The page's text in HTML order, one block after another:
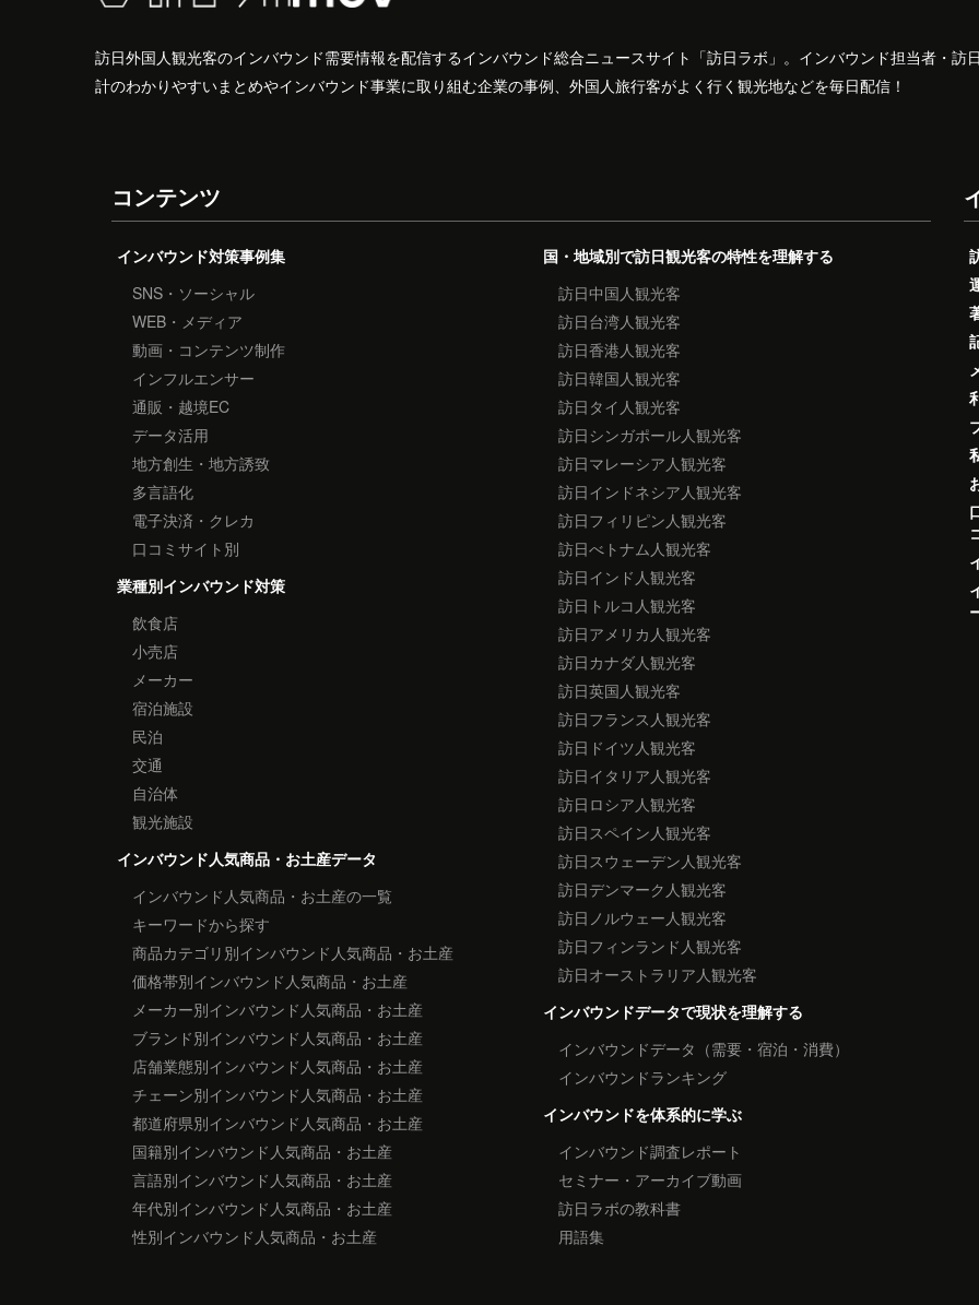
訪日外国人観光客のインバウンド需要情報を配信するインバウンド総合ニュースサイト「訪日ラボ」。インバウンド担当者・
計のわかりやすいまとめやインバウンド事業に取り組む企業の事例、外国人旅行客がよく行く観光地などを毎日配信！
コンテンツ
インバウンド対策事例集
SNS・ソーシャル
WEB・メディア
動画・コンテンツ制作
インフルエンサー
通販・越境EC
データ活用
地方創生・地方誘致
多言語化
電子決済・クレカ
口コミサイト別
業種別インバウンド対策
飲食店
小売店
メーカー
宿泊施設
民泊
交通
自治体
観光施設
インバウンド人気商品・お土産データ
インバウンド人気商品・お土産の一覧
キーワードから探す
商品カテゴリ別インバウンド人気商品・お土産
価格帯別インバウンド人気商品・お土産
メーカー別インバウンド人気商品・お土産
ブランド別インバウンド人気商品・お土産
店舗業態別インバウンド人気商品・お土産
チェーン別インバウンド人気商品・お土産
都道府県別インバウンド人気商品・お土産
国籍別インバウンド人気商品・お土産
言語別インバウンド人気商品・お土産
年代別インバウンド人気商品・お土産
性別インバウンド人気商品・お土産
国・地域別で訪日観光客の特性を理解する
訪日中国人観光客
訪日台湾人観光客
訪日香港人観光客
訪日韓国人観光客
訪日タイ人観光客
訪日シンガポール人観光客
訪日マレーシア人観光客
訪日インドネシア人観光客
訪日フィリピン人観光客
訪日べトナム人観光客
訪日インド人観光客
訪日トルコ人観光客
訪日アメリカ人観光客
訪日カナダ人観光客
訪日英国人観光客
訪日フランス人観光客
訪日ドイツ人観光客
訪日イタリア人観光客
訪日ロシア人観光客
訪日スペイン人観光客
訪日スウェーデン人観光客
訪日デンマーク人観光客
訪日ノルウェー人観光客
訪日フィンランド人観光客
訪日オーストラリア人観光客
インバウンドデータで現状を理解する
インバウンドデータ（需要・宿泊・消費）
インバウンドランキング
インバウンドを体系的に学ぶ
インバウンド調査レポート
セミナー・アーカイブ動画
訪日ラボの教科書
用語集